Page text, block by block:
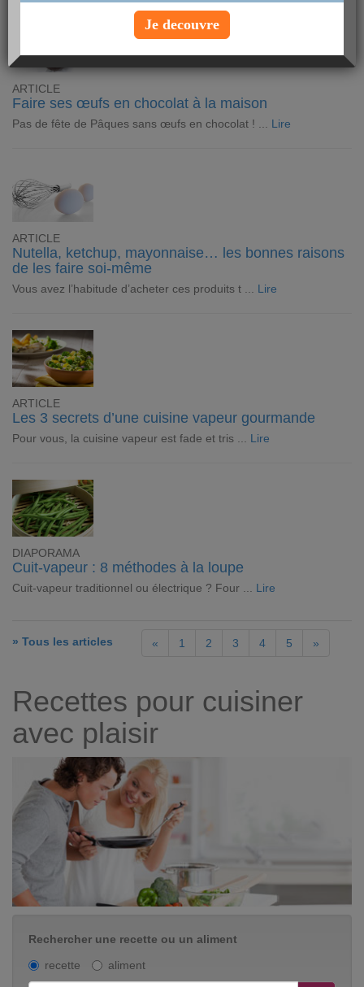
ARTICLE
Faire ses œufs en chocolat à la maison
Pas de fête de Pâques sans œufs en chocolat ! ... Lire
ARTICLE
Nutella, ketchup, mayonnaise… les bonnes raisons
de les faire soi-même
Vous avez l’habitude d’acheter ces produits t ... Lire
ARTICLE
Les 3 secrets d’une cuisine vapeur gourmande
Pour vous, la cuisine vapeur est fade et tris ... Lire
DIAPORAMA
Cuit-vapeur : 8 méthodes à la loupe
Cuit-vapeur traditionnel ou électrique ? Four ... Lire
» Tous les articles « 1 2 3 4 5 »
Recettes pour cuisiner
avec plaisir
Rechercher une recette ou un aliment
recette
aliment
Je decouvre